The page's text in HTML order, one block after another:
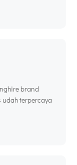
brand
terpercaya